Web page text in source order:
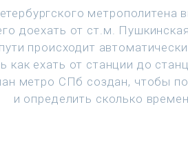
доехать от ст.м.
происходит
как ехать от станции до
метро СПб создан, чтобы
и определить сколько